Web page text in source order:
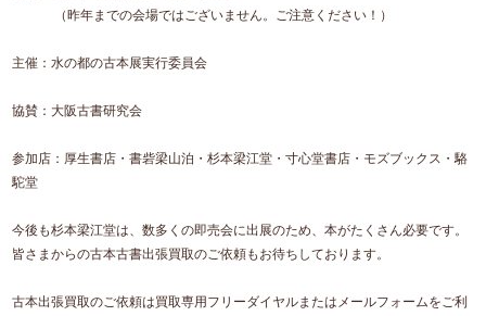
（昨年までの会場ではございません。ご注意ください！）
主催：水の都の古本展実行委員会
協賛：大阪古書研究会
参加店：厚生書店・書砦梁山泊・杉本梁江堂・寸心堂書店・モズブックス・駱
駝堂
今後も杉本梁江堂は、数多くの即売会に出展のため、本がたくさん必要です。
皆さまからの古本古書出張買取のご依頼もお待ちしております。
古本出張買取のご依頼は買取専用フリーダイヤルまたはメールフォームをご利